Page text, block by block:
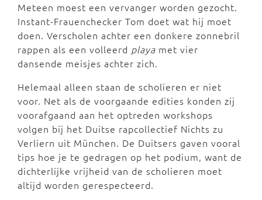
Meteen moest een vervanger worden gezocht.
Instant-Frauenchecker Tom doet wat hij moet
doen. Verscholen achter een donkere zonnebril
rappen als een volleerd playa met vier
dansende meisjes achter zich.
Helemaal alleen staan de scholieren er niet
voor. Net als de voorgaande edities konden zij
voorafgaand aan het optreden workshops
volgen bij het Duitse rapcollectief Nichts zu
Verliern uit München. De Duitsers gaven vooral
tips hoe je te gedragen op het podium, want de
dichterlijke vrijheid van de scholieren moet
altijd worden gerespecteerd.